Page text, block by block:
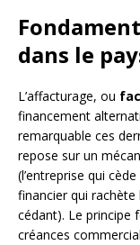
dans le
L’affacturage, ou
financement
remarquable ces
repose sur un
(l’entreprise qui
financier qui rachète
cédant). Le principe
créances